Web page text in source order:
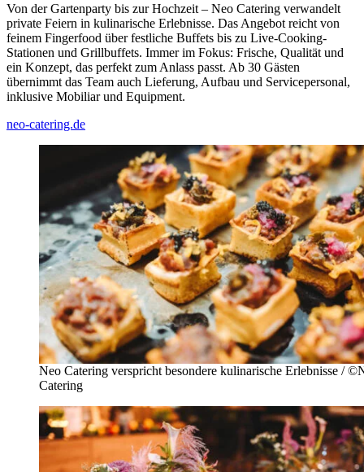
Von der Gartenparty bis zur Hochzeit – Neo Catering verwandelt
private Feiern in kulinarische Erlebnisse. Das Angebot reicht von
feinem Fingerfood über festliche Buffets bis zu Live-Cooking-
Stationen und Grillbuffets. Immer im Fokus: Frische, Qualität und
ein Konzept, das perfekt zum Anlass passt. Ab 30 Gästen
übernimmt das Team auch Lieferung, Aufbau und Servicepersonal,
inklusive Mobiliar und Equipment.
neo-catering.de
Neo Catering verspricht besondere kulinarische Erlebnisse /
Catering